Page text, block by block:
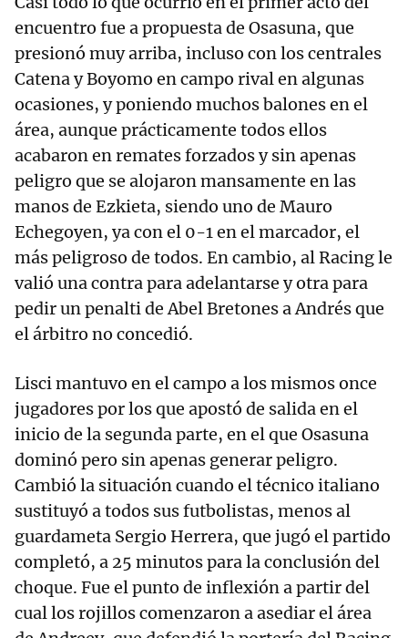
encuentro fue a propuesta de Osasuna, que
presionó muy arriba, incluso con los centrales
Catena y Boyomo en campo rival en algunas
ocasiones, y poniendo muchos balones en el
área, aunque prácticamente todos ellos
acabaron en remates forzados y sin apenas
peligro que se alojaron mansamente en las
manos de Ezkieta, siendo uno de Mauro
Echegoyen, ya con el 0-1 en el marcador, el
más peligroso de todos. En cambio, al Racing le
valió una contra para adelantarse y otra para
pedir un penalti de Abel Bretones a Andrés que
el árbitro no concedió.
Lisci mantuvo en el campo a los mismos once
jugadores por los que apostó de salida en el
inicio de la segunda parte, en el que Osasuna
dominó pero sin apenas generar peligro.
Cambió la situación cuando el técnico italiano
sustituyó a todos sus futbolistas, menos al
guardameta Sergio Herrera, que jugó el partido
completó, a 25 minutos para la conclusión del
choque. Fue el punto de inflexión a partir del
cual los rojillos comenzaron a asediar el área